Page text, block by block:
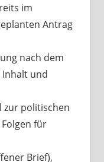
im
Antrag
nach dem
und
zur politischen
für
Brief),